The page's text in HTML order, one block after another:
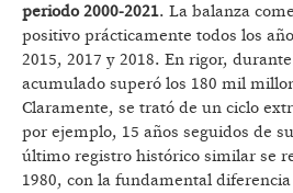
periodo 2000-2021. La balanza
positivo prácticamente todos los
2015, 2017 y 2018. En rigor,
acumulado superó los 180 mil
Claramente, se trató de un ciclo
por ejemplo, 15 años seguidos de
último registro histórico similar se
1980, con la fundamental